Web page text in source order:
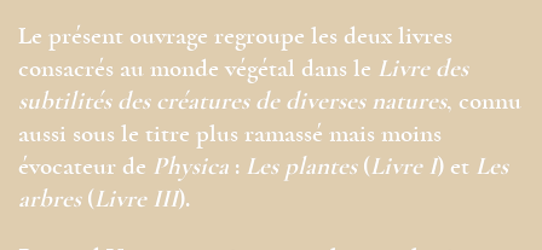
Le présent ouvrage regroupe les deux livres
consacrés au monde végétal dans le Livre des
subtilités des créatures de diverses natures, connu
aussi sous le titre plus ramassé mais moins
évocateur de Physica : Les plantes(Livre I) et Les
arbres(Livre III).